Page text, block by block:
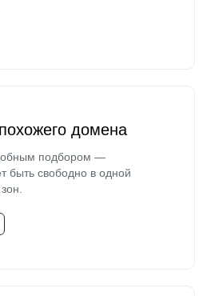
домена
подбором —
быть свободно в одной